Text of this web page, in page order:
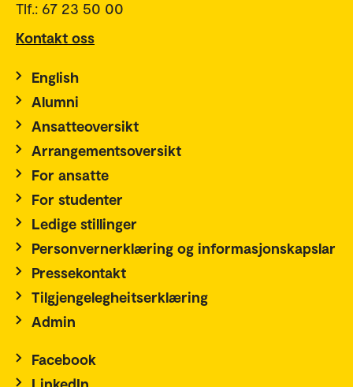
Tlf.: 67 23 50 00
Kontakt oss
English
Alumni
Ansatteoversikt
Arrangementsoversikt
For ansatte
For studenter
Ledige stillinger
Personvernerklæring og informasjonskapslar
Pressekontakt
Tilgjengelegheitserklæring
Admin
Facebook